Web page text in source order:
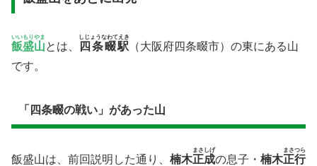
飯盛山
いいもりやま
とは、 四条畷駅
しじょうなわてえき
（大阪府四条畷市）の東にある山
です。
「四条畷の戦い」があった山
飯盛山は、前回説明した通り、 楠木正成
まさしげ
の息子・ 楠木正行
まさつら